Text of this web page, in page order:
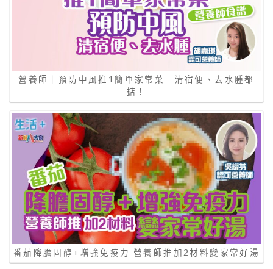
營養師｜預防中風推1簡單家常菜 清宿便、去水腫都
掂！
番茄降膽固醇+增強免疫力 營養師推加2材料變家常好湯